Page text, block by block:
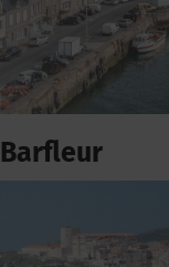
Barfleur